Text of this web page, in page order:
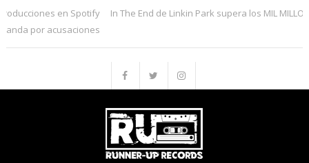
en Spotify
In The End de Linkin Park supera los MIL MILLONES
por acusaciones